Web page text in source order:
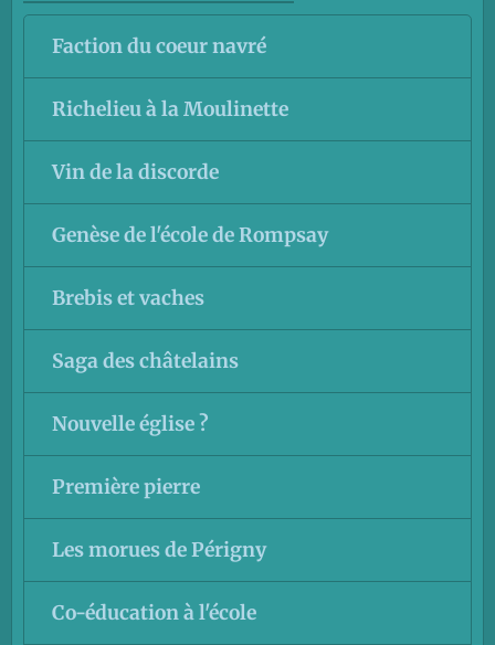
Faction du coeur navré
Richelieu à la Moulinette
Vin de la discorde
Genèse de l'école de Rompsay
Brebis et vaches
Saga des châtelains
Nouvelle église ?
Première pierre
Les morues de Périgny
Co-éducation à l'école